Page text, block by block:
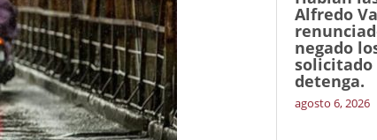
Alfredo
negado
solicitado
detenga.
agosto 6, 2026